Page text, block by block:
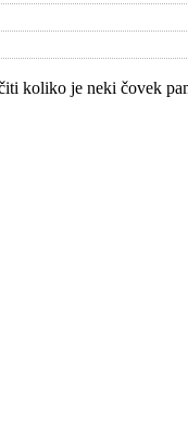
koliko je neki čovek